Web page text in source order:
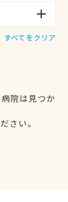
すべてをクリア
院は見つか
さい。